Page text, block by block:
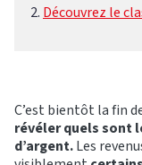
Découvrez le
C’est bientôt la fin
révéler quels sont
d’argent.Les